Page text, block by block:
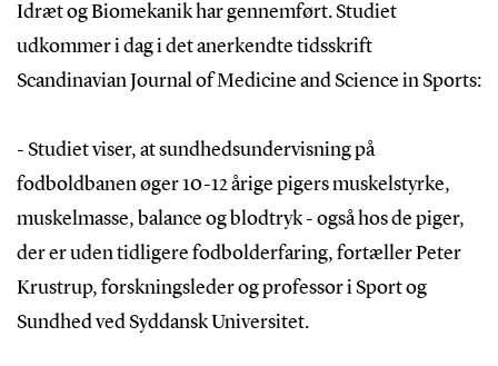
Idræt og Biomekanik har gennemført. Studiet
udkommer i dag i det anerkendte tidsskrift
Scandinavian Journal of Medicine and Science in Sports:
- Studiet viser, at sundhedsundervisning på
fodboldbanen øger 10-12 årige pigers muskelstyrke,
muskelmasse, balance og blodtryk - også hos de piger,
der er uden tidligere fodbolderfaring, fortæller Peter
Krustrup, forskningsleder og professor i Sport og
Sundhed ved Syddansk Universitet.